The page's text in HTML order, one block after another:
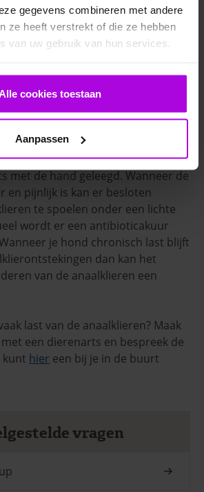
gegevens combineren met andere
ze heeft verstrekt of die ze hebben
van uw gebruik van hun services.
Alle cookies toestaan
Aanpassen
ontsteking treedt er een
de anus op. Deze kan
waardoor het bloederige
behandelen
de overvulde anaalklieren
met de hand geleegd. Wanneer de
en pijnlijk is kan er besloten
te spoelen onder een lichte
wordt er een antibioticakuur
je hond chronisch last blijft
dan kan het
van de anaalklieren een
last van de anaalklieren? Maak
een dierenarts en bespreek de
kunt hier een bij je in de buurt
vragen